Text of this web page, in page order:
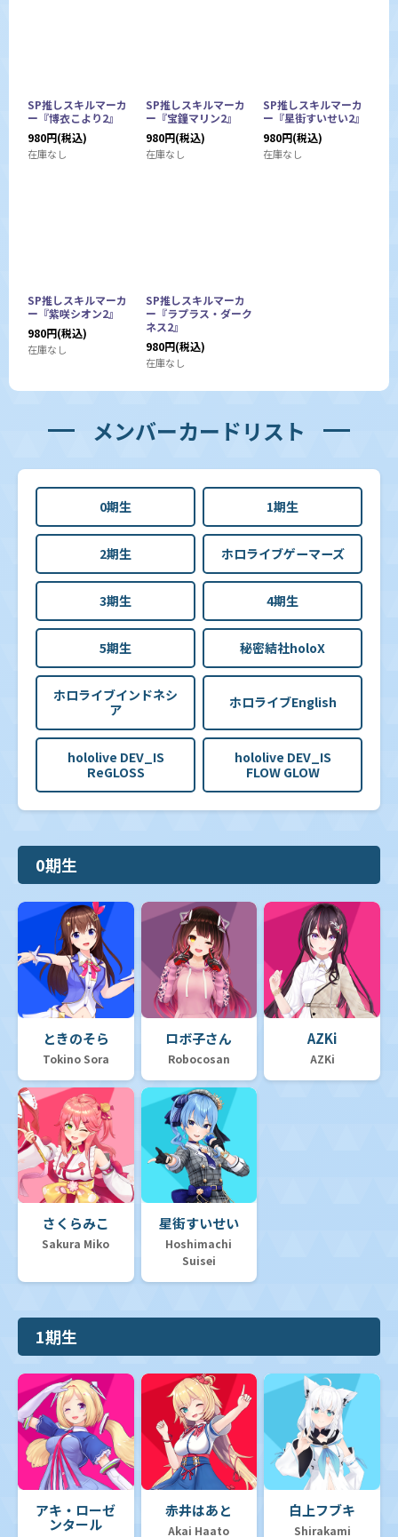
SP推しスキルマーカ
ー『博衣こより2』
980円(税込)
在庫なし
SP推しスキルマーカ
ー『宝鐘マリン2』
980円(税込)
在庫なし
SP推しスキルマーカ
ー『星街すいせい2』
980円(税込)
在庫なし
SP推しスキルマーカ
ー『紫咲シオン2』
980円(税込)
在庫なし
SP推しスキルマーカ
ー『ラプラス・ダーク
ネス2』
980円(税込)
在庫なし
メンバーカードリスト
0期生 1期生
2期生 ホロライブゲーマーズ
3期生 4期生
5期生 秘密結社holoX
ホロライブインドネシ
ア
ホロライブEnglish
hololive DEV_IS
ReGLOSS
hololive DEV_IS
FLOW GLOW
0期生
ときのそら
Tokino Sora
ロボ子さん
Robocosan
AZKi
AZKi
さくらみこ
Sakura Miko
星街すいせい
Hoshimachi
Suisei
1期生
アキ・ローゼ
ンタール
赤井はあと
Akai Haato
白上フブキ
Shirakami